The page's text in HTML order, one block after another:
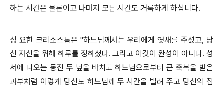
하는 시간은 물론이고 나머지 모든 시간도 거룩하게 하십니다.
성 요한 크리소스톰은 "하느님께서는 우리에게 엿새를 주셨고, 당
신 자신을 위해 하루를 정하셨다. 그리고 이것이 완성이 아니다. 성
서에 나오는 동전 두 닢을 바치고 하느님으로부터 큰 축복을 받은
과부처럼 이렇게 당신도 하느님께 두 시간을 빌려 주고 당신의 집